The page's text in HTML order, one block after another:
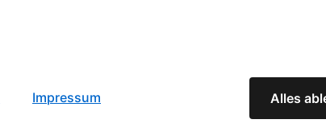
Alles
Impressum